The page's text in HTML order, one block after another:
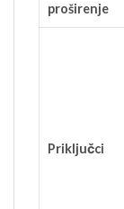
proširenje
Priključci